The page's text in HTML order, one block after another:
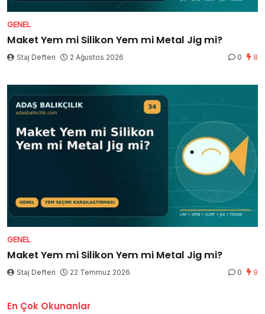
GENEL
Maket Yem mi Silikon Yem mi Metal Jig mi?
Staj Defteri 2 Ağustos 2026 0 8
GENEL
Maket Yem mi Silikon Yem mi Metal Jig mi?
Staj Defteri 22 Temmuz 2026 0 9
En Çok Okunanlar